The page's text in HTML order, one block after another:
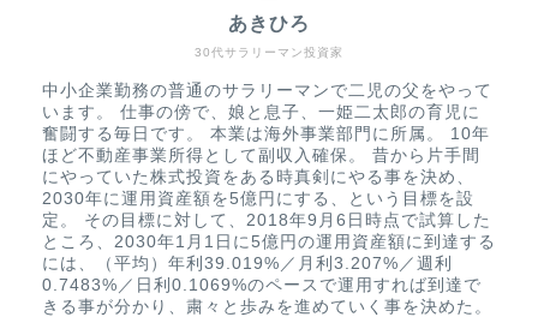
30代サラリーマン投資家
あきひろ
中小企業勤務の普通のサラリーマンで二児の父をやって
います。 仕事の傍で、娘と息子、一姫二太郎の育児に
奮闘する毎日です。 本業は海外事業部門に所属。 10年
ほど不動産事業所得として副収入確保。 昔から片手間
にやっていた株式投資をある時真剣にやる事を決め、
2030年に運用資産額を5億円にする、という目標を設
定。 その目標に対して、2018年9月6日時点で試算した
ところ、2030年1月1日に5億円の運用資産額に到達する
には、（平均）年利39.019%／月利3.207%／週利
0.7483%／日利0.1069%のペースで運用すれば到達で
きる事が分かり、粛々と歩みを進めていく事を決めた。